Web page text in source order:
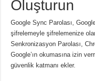
Oluşturun
Google Sync Parolası,
şifrelemeyle şifrelemenize
Senkronizasyon Parolası,
Google’ın okumasına izin
güvenlik katmanı ekler.